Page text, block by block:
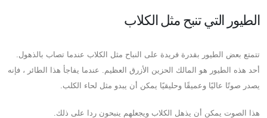
الطيور التي تنبح مثل الكلاب
تتمتع بعض الطيور بقدرة فريدة على النباح مثل الكلاب عندما تصاب بالذهول.
أحد هذه الطيور هو المالك الحزين الأزرق العظيم. عندما يفاجأ هذا الطائر ، فإنه
يصدر صوتًا عاليًا وعميقًا وحليقيًا يمكن أن يبدو مثل لحاء الكلب.
هذا الصوت يمكن أن يذهل الكلاب ويجعلهم ينبحون ردا على ذلك.